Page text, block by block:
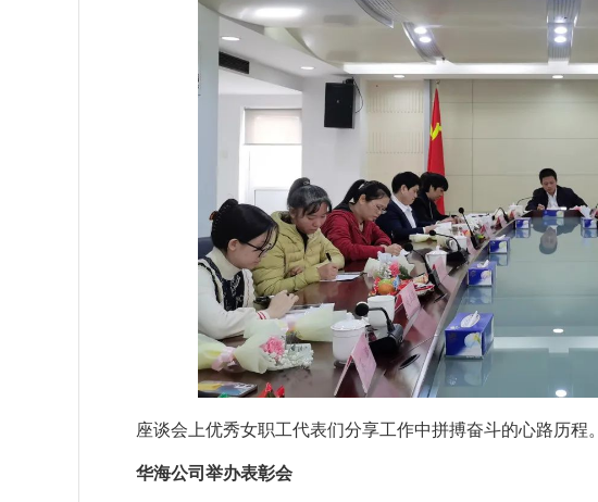
座谈会上优秀女职工代表们分享工作中拼搏奋斗的心路历程。
华海公司举办表彰会